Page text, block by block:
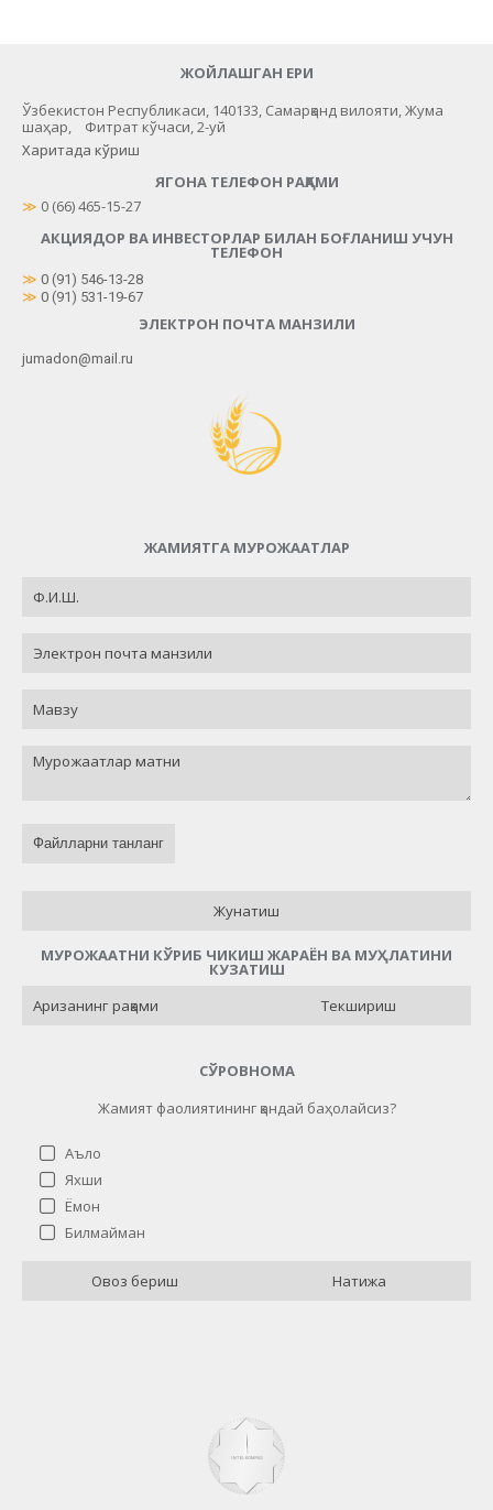
ЖОЙЛАШГАН ЕРИ
Ўзбекистон Республикаси, 140133, Самарқанд вилояти, Жума
шаҳар, Фитрат кўчаси, 2-уй
Харитада кўриш
ЯГОНА ТЕЛЕФОН РАҚАМИ
≫ 0 (66) 465-15-27
АКЦИЯДОР ВА ИНВЕСТОРЛАР БИЛАН БОҒЛАНИШ УЧУН
ТЕЛЕФОН
≫ 0 (91) 546-13-28
≫ 0 (91) 531-19-67
ЭЛЕКТРОН ПОЧТА МАНЗИЛИ
jumadon@mail.ru
ЖАМИЯТГА МУРОЖААТЛАР
Файлларни танланг
Жунатиш
МУРОЖААТНИ КЎРИБ ЧИКИШ ЖАРАЁН ВА МУҲЛАТИНИ
КУЗАТИШ
Текшириш
СЎРОВНОМА
Жамият фаолиятининг қандай баҳолайсиз?
Аъло
Яхши
Ёмон
Билмайман
Натижа
Овоз бериш
Жамият фаолиятининг қандай баҳолайсиз?